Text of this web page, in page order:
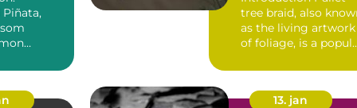
en populär
tree braid, also
as the living artwork
of foliage, is a
13. jan